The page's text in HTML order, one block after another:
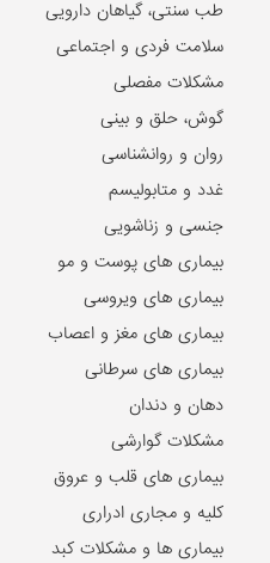
طب سنتی، گیاهان دارویی
سلامت فردی و اجتماعی
مشکلات مفصلی
گوش، حلق و بینی
روان و روانشناسی
غدد و متابولیسم
جنسی و زناشویی
بیماری های پوست و مو
بیماری های ویروسی
بیماری های مغز و اعصاب
بیماری های سرطانی
دهان و دندان
مشکلات گوارشی
بیماری های قلب و عروق
کلیه و مجاری ادراری
بیماری ها و مشکلات کبد